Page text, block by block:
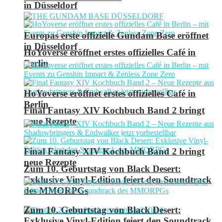
in Düsseldorf
HoYoverse eröffnet erstes offizielles Café in
Berlin
Final Fantasy XIV Kochbuch Band 2 bringt
neue Rezepte
Zum 10. Geburtstag von Black Desert:
Exklusive Vinyl-Edition feiert den Soundtrack
des MMORPGs
Europas erste offizielle Gundam Base eröffnet
in Düsseldorf
HoYoverse eröffnet erstes offizielles Café in
Berlin
Final Fantasy XIV Kochbuch Band 2 bringt
neue Rezepte
Zum 10. Geburtstag von Black Desert: